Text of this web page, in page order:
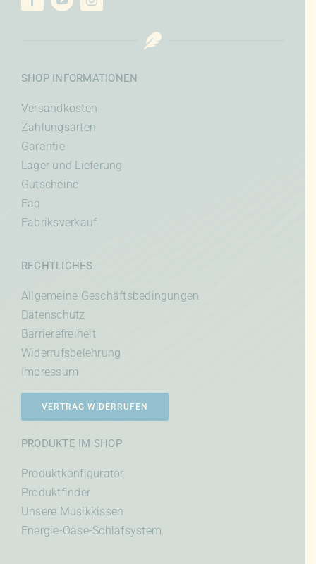
SHOP INFORMATIONEN
Versandkosten
Zahlungsarten
Garantie
Lager und Lieferung
Gutscheine
Faq
Fabriksverkauf
RECHTLICHES
Allgemeine Geschäftsbedingungen
Datenschutz
Barrierefreiheit
Widerrufsbelehrung
Impressum
VERTRAG WIDERRUFEN
PRODUKTE IM SHOP
Produktkonfigurator
Produktfinder
Unsere Musikkissen
Energie-Oase-Schlafsystem